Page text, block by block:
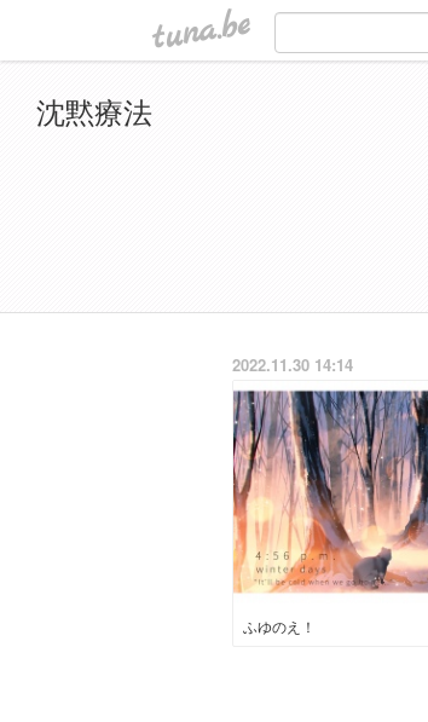
tuna.be
沈黙療法
2022.11.30 14:14
ふゆのえ！